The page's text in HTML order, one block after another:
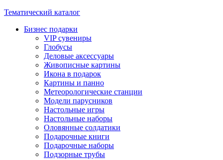
Тематический каталог
Бизнес подарки
VIP сувениры
Глобусы
Деловые аксессуары
Живописные картины
Икона в подарок
Картины и панно
Метеорологические станции
Модели парусников
Настольные игры
Настольные наборы
Оловянные солдатики
Подарочные книги
Подарочные наборы
Подзорные трубы